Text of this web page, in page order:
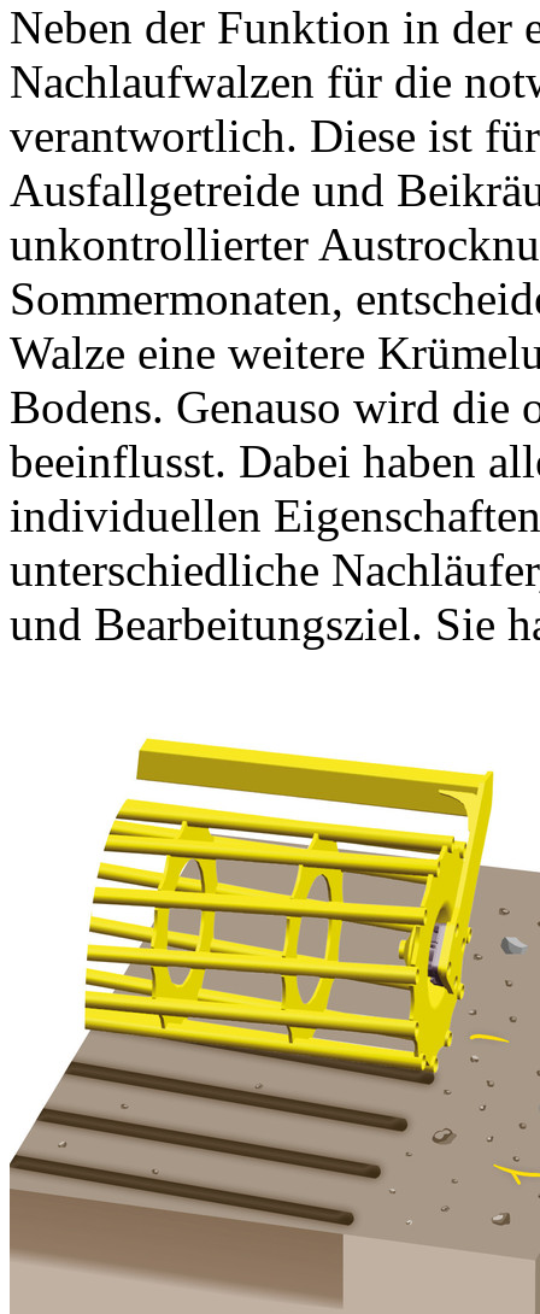
Neben der Funktion in der
Nachlaufwalzen für die
verantwortlich. Diese ist
Ausfallgetreide und
unkontrollierter
Sommermonaten,
Walze eine weitere
Bodens. Genauso wird die
beeinflusst. Dabei haben
individuellen
unterschiedliche
und Bearbeitungsziel. Sie